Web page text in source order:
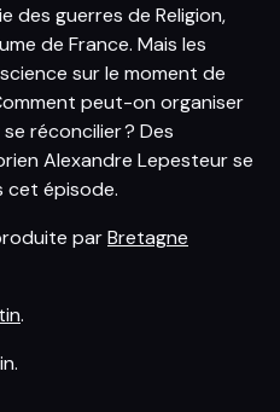
des guerres de Religion,
de France. Mais les
sur le moment de
peut-on organiser
réconcilier ? Des
Alexandre Lepesteur se
cet épisode.
parBretagne
.